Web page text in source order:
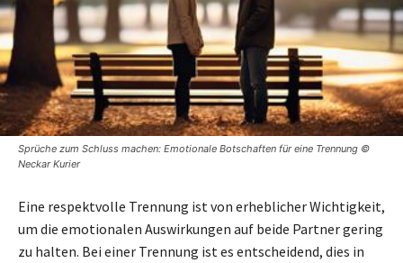
Sprüche zum Schluss machen: Emotionale Botschaften für eine Trennung ©
Neckar Kurier
Eine respektvolle Trennung ist von erheblicher Wichtigkeit,
um die emotionalen Auswirkungen auf beide Partner gering
zu halten. Bei einer Trennung ist es entscheidend, dies in